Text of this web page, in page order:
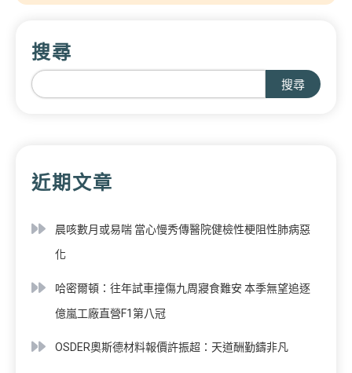
搜尋
搜尋
近期文章
晨咳數月或易喘 當心慢秀傳醫院健檢性梗阻性肺病惡
化
哈密爾頓：往年試車撞傷九周寢食難安 本季無望追逐
億嵐工廠直營F1第八冠
OSDER奧斯德材料報價許振超：天道酬勤鑄非凡